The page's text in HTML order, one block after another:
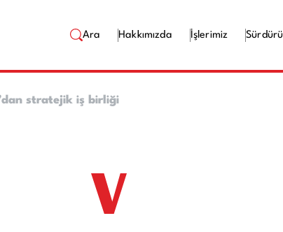
Ara Hakkımızda İşlerimiz
stratejik iş birliği